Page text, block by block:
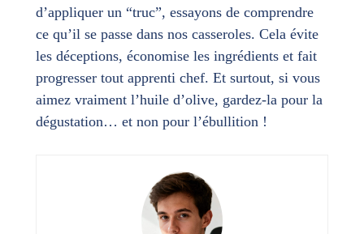
d’appliquer un “truc”, essayons de comprendre
ce qu’il se passe dans nos casseroles. Cela évite
les déceptions, économise les ingrédients et fait
progresser tout apprenti chef. Et surtout, si vous
aimez vraiment l’huile d’olive, gardez-la pour la
dégustation… et non pour l’ébullition !